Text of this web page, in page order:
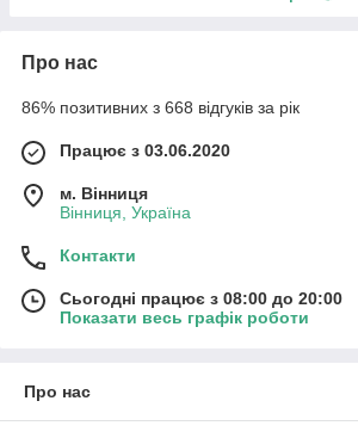
Про нас
86% позитивних з 668 відгуків за рік
Працює з 03.06.2020
м. Вінниця
Вінниця, Україна
Контакти
Сьогодні працює з 08:00 до 20:00
Показати весь графік роботи
Про нас